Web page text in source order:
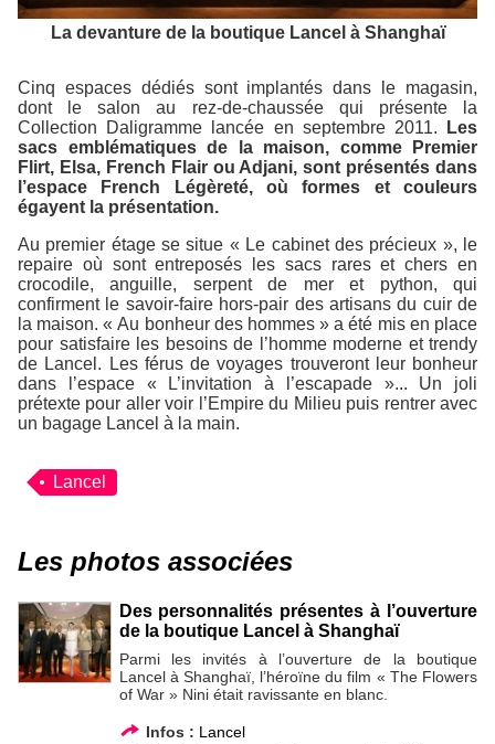
La devanture de la boutique Lancel à Shanghaï
Cinq espaces dédiés sont implantés dans le magasin,
dont le salon au rez-de-chaussée qui présente la
Collection Daligramme lancée en septembre 2011.
Les
sacs emblématiques de la maison, comme Premier
Flirt, Elsa, French Flair ou Adjani, sont présentés dans
l’espace French Légèreté, où formes et couleurs
égayent la présentation.
Au premier étage se situe « Le cabinet des précieux », le
repaire où sont entreposés les sacs rares et chers en
crocodile, anguille, serpent de mer et python, qui
confirment le savoir-faire hors-pair des artisans du cuir de
la maison. « Au bonheur des hommes » a été mis en place
pour satisfaire les besoins de l’homme moderne et trendy
de Lancel. Les férus de voyages trouveront leur bonheur
dans l’espace « L’invitation à l’escapade »... Un joli
prétexte pour aller voir l’Empire du Milieu puis rentrer avec
un bagage Lancel à la main.
Lancel
Les photos associées
Des personnalités présentes à l’ouverture
de la boutique Lancel à Shanghaï
Parmi les invités à l’ouverture de la boutique
Lancel à Shanghaï, l’héroïne du film « The Flowers
of War » Nini était ravissante en blanc.
Infos : Lancel